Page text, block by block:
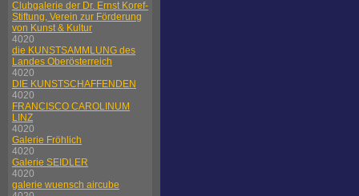
Clubgalerie der Dr. Ernst Koref-
Stiftung, Verein zur Förderung
von Kunst & Kultur
4020
die KUNSTSAMMLUNG des
Landes Oberösterreich
4020
DIE KUNSTSCHAFFENDEN
4020
FRANCISCO CAROLINUM
LINZ
4020
Galerie Fröhlich
4020
Galerie SEIDLER
4020
galerie wuensch aircube